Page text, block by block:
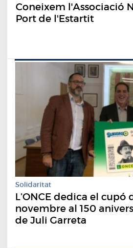
Coneixem l'Associació
Port de l'Estartit
Solidaritat
L’ONCE dedica el cupó
novembre al 150
de Juli Garreta